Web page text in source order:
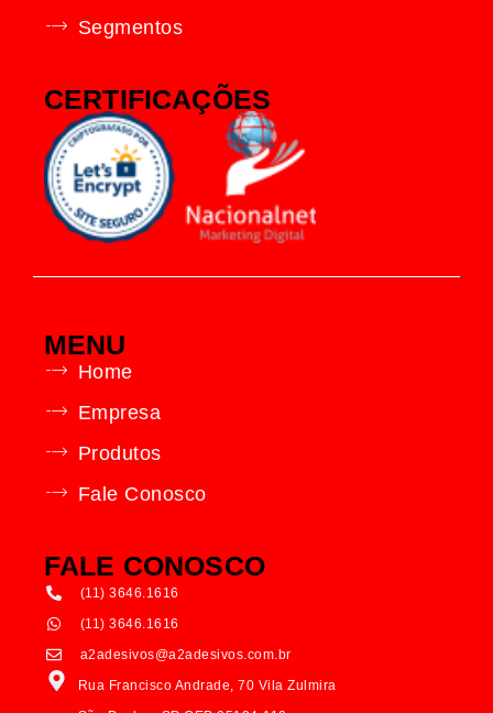
Segmentos
CERTIFICAÇÕES
MENU
Home
Empresa
Produtos
Fale Conosco
FALE CONOSCO
(11) 3646.1616
(11) 3646.1616
a2adesivos@a2adesivos.com.br
Rua Francisco Andrade, 70 Vila Zulmira